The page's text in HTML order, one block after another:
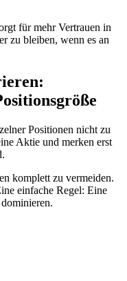
für mehr Vertrauen in
zu bleiben, wenn es an
Positionen nicht zu
Aktie und merken erst
komplett zu vermeiden.
einfache Regel: Eine